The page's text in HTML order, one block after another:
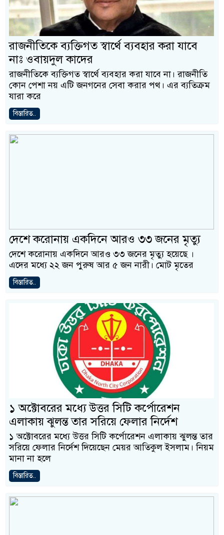
রাজনীতিকে ব্যক্তিগত স্বার্থে ব্যবহার করা যাবে
নাঃ ওবায়দুল কাদের
রাজনীতিকে ব্যক্তিগত স্বার্থে ব্যবহার করা যাবে না। রাজনীতি
কোন পেশা নয় এটি জনগনের সেবা করার পথ। এর ব্যতিক্রম
যারা করে
বিস্তারিত..
দেশে করোনায় একদিনে আরও ৩৩ জনের মৃত্যু
দেশে করোনায় একদিনে আরও ৩৩ জনের মৃত্যু হয়েছে ।
এদের মধ্যে ২২ জন পুরুষ আর ৫ জন নারী। মোট মৃতের
বিস্তারিত..
১ অক্টোবরের মধ্যে উত্তর সিটি কর্পোরেশন
এলাকায় ঝুলন্ত তার সরিয়ে ফেলার নির্দেশ
১ অক্টোবরের মধ্যে উত্তর সিটি কর্পোরেশন এলাকায় ঝুলন্ত তার
সরিয়ে ফেলার নির্দেশ দিয়েছেন মেয়র আতিকুল ইসলাম। নিয়ম
মানা না হলে
বিস্তারিত..